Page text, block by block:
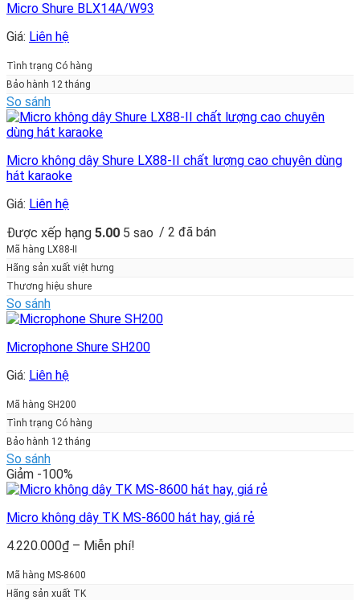
Micro Shure BLX14A/W93
Giá: Liên hệ
Tình trạng Có hàng
Bảo hành 12 tháng
So sánh
Micro không dây Shure LX88-II chất lượng cao chuyên dùng
hát karaoke
Giá: Liên hệ
Được xếp hạng 5.00 5 sao / 2 đã bán
Mã hàng LX88-II
Hãng sản xuất việt hưng
Thương hiệu shure
So sánh
Microphone Shure SH200
Giá: Liên hệ
Mã hàng SH200
Tình trạng Có hàng
Bảo hành 12 tháng
So sánh
Giảm -100%
Micro không dây TK MS-8600 hát hay, giá rẻ
4.220.000₫ – Miễn phí!
Mã hàng MS-8600
Hãng sản xuất TK